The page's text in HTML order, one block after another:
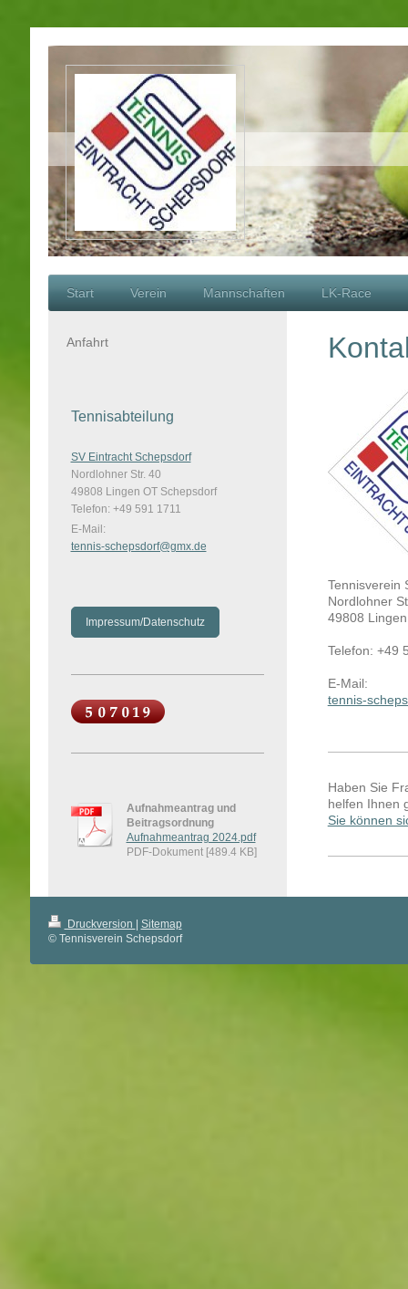
Start Verein Mannschaften LK-Race
Tennisverein
Nordlohner
49808
Telefon: +49
E-Mail:
tennis-
Haben Sie
helfen Ihnen
Sie können
Anfahrt
Tennisabteilung
SV Eintracht Schepsdorf
Nordlohner Str. 40
49808 Lingen OT Schepsdorf
Telefon: +49 591 1711
E-Mail:
tennis-schepsdorf@gmx.de
Impressum/Datenschutz
Aufnahmeantrag und
Beitragsordnung
Aufnahmeantrag 2024.pdf
PDF-Dokument [489.4 KB]
Druckversion | Sitemap
© Tennisverein Schepsdorf